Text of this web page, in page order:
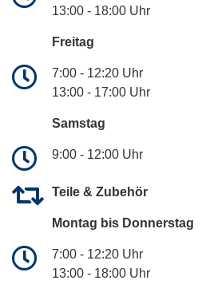
13:00 - 18:00 Uhr
Freitag
7:00 - 12:20 Uhr
13:00 - 17:00 Uhr
Samstag
9:00 - 12:00 Uhr
Teile & Zubehör
Montag bis Donnerstag
7:00 - 12:20 Uhr
13:00 - 18:00 Uhr